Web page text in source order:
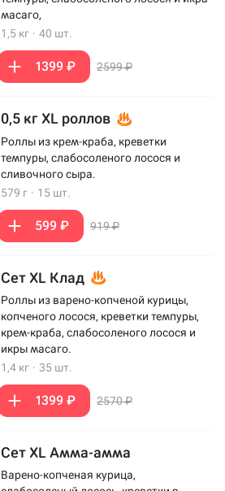
масаго,
1,5 кг · 40 шт.
1399 ₽ 2599 ₽
0,5 кг XL роллов
Роллы из крем-краба, креветки
темпуры, слабосоленого лосося и
сливочного сыра.
579 г · 15 шт.
599 ₽ 919 ₽
Сет XL Клад
Роллы из варено-копченой курицы,
копченого лосося, креветки темпуры,
крем-краба, слабосоленого лосося и
икры масаго.
1,4 кг · 35 шт.
1399 ₽ 2570 ₽
Сет XL Амма-амма
Варено-копченая курица,